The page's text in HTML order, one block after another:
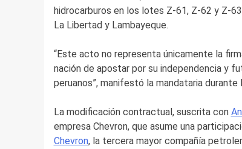
hidrocarburos en los lotes Z-61, Z-62 y Z-
La Libertad y Lambayeque.
“Este acto no representa únicamente la
nación de apostar por su independencia y
peruanos”, manifestó la mandataria
La modificación contractual, suscrita con
empresa Chevron, que asume una
Chevron, la tercera mayor compañía